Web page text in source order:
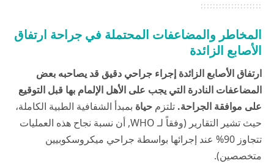
المخاطر والمضاعفات المحتملة في جراحة ارتفاق
الأصابع الزائدة
ارتفاق الأصابع الزائدة إجراء جراحي دقيق قد يصاحبه بعض
المضاعفات النادرة التي يجب على الأهل الإلمام بها قبل التوقيع
على موافقة الجراحة. تلتزم حياة بمبدأ الشفافية الطبية الكاملة،
حيث تشير التقارير (وفقاً لـWHO, أن نسبة نجاح هذه العمليات
تتجاوز 90% عند إجرائها بواسطة جراحي ميكروسكوبيين
متخصصين).